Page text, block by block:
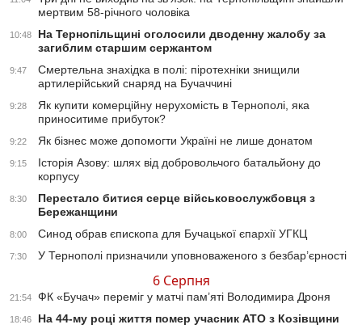
мертвим 58-річного чоловіка
10:48
На Тернопільщині оголосили дводенну жалобу за
загиблим старшим сержантом
9:47
Смертельна знахідка в полі: піротехніки знищили
артилерійський снаряд на Бучаччині
9:28
Як купити комерційну нерухомість в Тернополі, яка
приноситиме прибуток?
9:22 Як бізнес може допомогти Україні не лише донатом
9:15
Історія Азову: шлях від добровольчого батальйону до
корпусу
8:30
Перестало битися серце військовослужбовця з
Бережанщини
8:00 Синод обрав єпископа для Бучацької єпархії УГКЦ
7:30 У Тернополі призначили уповноваженого з безбар’єрності
6 Серпня
21:54 ФК «Бучач» переміг у матчі пам’яті Володимира Дроня
18:46 На 44-му році життя помер учасник АТО з Козівщини